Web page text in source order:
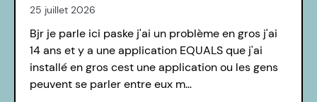
25 juillet 2026
Bjr je parle ici paske j'ai un problème en gros j'ai
14 ans et y a une application EQUALS que j'ai
installé en gros cest une application ou les gens
peuvent se parler entre eux m…